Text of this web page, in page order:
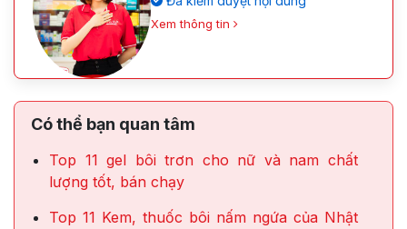
Xem thông tin
Có thể bạn quan tâm
Top 11 gel bôi trơn cho nữ và nam chất
lượng tốt, bán chạy
Top 11 Kem, thuốc bôi nấm ngứa của Nhật